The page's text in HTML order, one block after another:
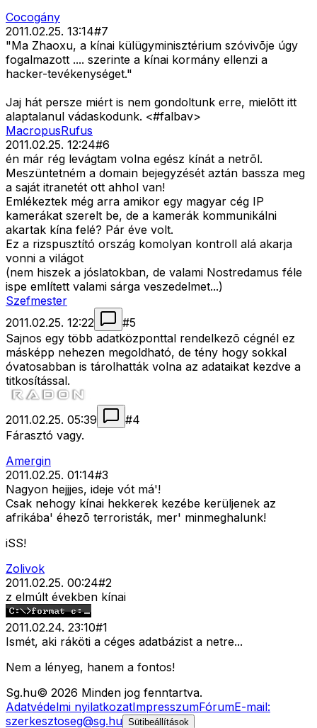
Cocogány
2011.02.25. 13:14#7
"Ma Zhaoxu, a kínai külügyminisztérium szóvivõje úgy
fogalmazott .... szerinte a kínai kormány ellenzi a
hacker-tevékenységet."
Jaj hát persze miért is nem gondoltunk erre, mielõtt itt
alaptalanul vádaskodunk. <#falbav>
MacropusRufus
2011.02.25. 12:24#6
én már rég levágtam volna egész kínát a netrõl.
Meszüntetném a domain bejegyzését aztán bassza meg
a saját itranetét ott ahhol van!
Emlékeztek még arra amikor egy magyar cég IP
kamerákat szerelt be, de a kamerák kommunikálni
akartak kína felé? Pár éve volt.
Ez a rizspusztító ország komolyan kontroll alá akarja
vonni a világot
(nem hiszek a jóslatokban, de valami Nostredamus féle
ispe említett valami sárga veszedelmet...)
Szefmester
2011.02.25. 12:22
#5
Sajnos egy több adatközponttal rendelkezõ cégnél ez
másképp nehezen megoldható, de tény hogy sokkal
óvatosabban is tárolhatták volna az adataikat kezdve a
titkosítással.
2011.02.25. 05:39 #4
Fárasztó vagy.
Amergin
2011.02.25. 01:14#3
Nagyon hejjjes, ideje vót má'!
Csak nehogy kínai hekkerek kezébe kerüljenek az
afrikába' éhezõ terroristák, mer' minmeghalunk!
iSS!
Zolivok
2011.02.25. 00:24#2
z elmúlt években kínai
2011.02.24. 23:10#1
Ismét, aki ráköti a céges adatbázist a netre...
Nem a lényeg, hanem a fontos!
Sg.hu© 2026 Minden jog fenntartva.
Adatvédelmi nyilatkozatImpresszumFórumE-mail:
szerkesztoseg@sg.hu Sütibeállítások